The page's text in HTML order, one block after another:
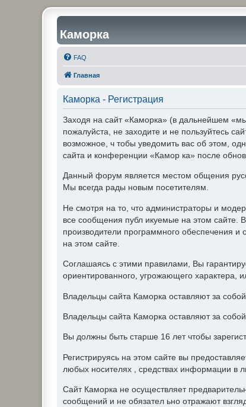
Каморка
FAQ
Главная
Каморка - Регистрация
Заходя на сайт «Каморка» (в дальнейшем
пожалуйста, не заходите и не пользуйтесь
возможное, ч тобы уведомить вас об этом,
сайта и конференции «Камор ка» после
Данный форум является местом общения
Мы всегда рады новым посетителям.
Не смотря на то, что администраторы и
все сообщения публ икуемые на этом сайте.
производители программного обеспечения и
на этом сайте.
Соглашаясь с этими правилами, Вы
ориентированного, угрожающего
Владельцы сайта Каморка оставляют за
Владельцы сайта Каморка оставляют за
Вы должны быть старше 16 лет чтобы
Регистрируясь на этом сайте вы
любых носителях , средствах информации в
Сайт Каморка не осуществляет
сообщений и не обязател ьно отражают